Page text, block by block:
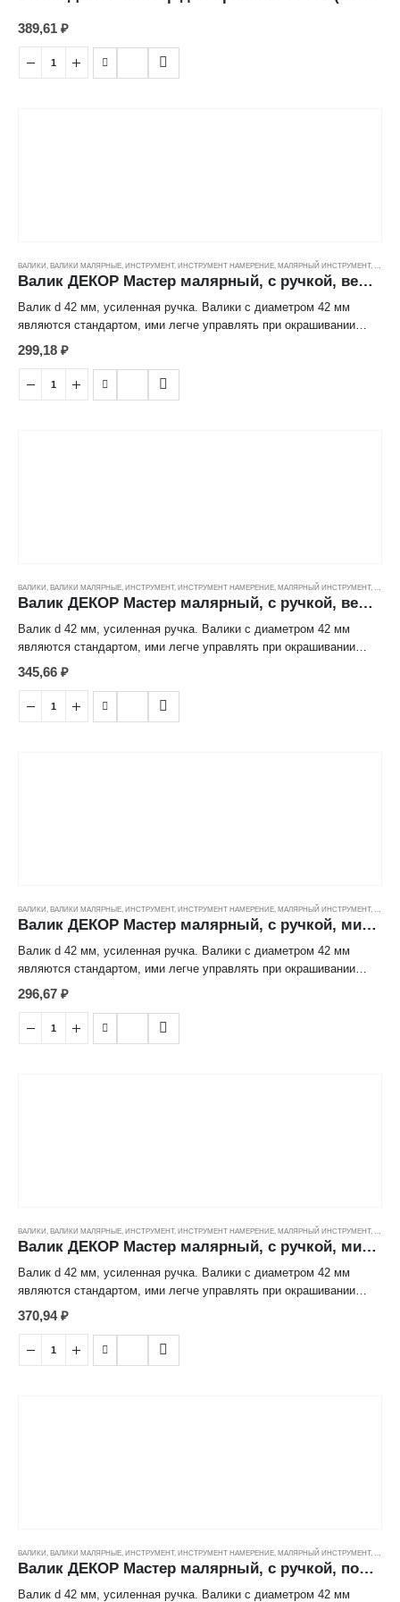
389,61 ₽
ВАЛИКИ ВАЛИКИ МАЛЯРНЫЕ ИНСТРУМЕНТ, ИНСТРУМЕНТ НАМЕРЕНИЕ МАЛЯРНЫЙ ИНСТРУМЕНТ,
Валик ДЕКОР Мастер малярный, с ручкой, велюр (5/42/8мм) (180мм)
Валик d 42 мм, усиленная ручка. Валики с диаметром 42 мм
являются стандартом, ими легче управлять при окрашивании
поверхностей. Велюр идеален для ровных поверхностей,
преимущественно его используют для работ по шлифованному
дереву и для финишных, лессирующих составов.
299,18 ₽
ВАЛИКИ ВАЛИКИ МАЛЯРНЫЕ ИНСТРУМЕНТ, ИНСТРУМЕНТ НАМЕРЕНИЕ МАЛЯРНЫЙ ИНСТРУМЕНТ,
Валик ДЕКОР Мастер малярный, с ручкой, велюр (5/42/8мм) (240мм)
Валик d 42 мм, усиленная ручка. Валики с диаметром 42 мм
являются стандартом, ими легче управлять при окрашивании
поверхностей. Велюр идеален для ровных поверхностей,
преимущественно его используют для работ по шлифованному
дереву и для финишных, лессирующих составов.
345,66 ₽
ВАЛИКИ ВАЛИКИ МАЛЯРНЫЕ ИНСТРУМЕНТ, ИНСТРУМЕНТ НАМЕРЕНИЕ МАЛЯРНЫЙ ИНСТРУМЕНТ,
Валик ДЕКОР Мастер малярный, с ручкой, микрофибра (9/42/8мм) (180мм)
Валик d 42 мм, усиленная ручка. Валики с диаметром 42 мм
являются стандартом, ими легче управлять при окрашивании
поверхностей. Микрофибра является универсальной тканью,
используется преимущественно с жидкими составами
296,67 ₽
ВАЛИКИ ВАЛИКИ МАЛЯРНЫЕ ИНСТРУМЕНТ, ИНСТРУМЕНТ НАМЕРЕНИЕ МАЛЯРНЫЙ ИНСТРУМЕНТ,
Валик ДЕКОР Мастер малярный, с ручкой, микрофибра (9/42/8мм) (240мм)
Валик d 42 мм, усиленная ручка. Валики с диаметром 42 мм
являются стандартом, ими легче управлять при окрашивании
поверхностей. Микрофибра является универсальной тканью,
используется преимущественно с жидкими составами.
370,94₽
ВАЛИКИ ВАЛИКИ МАЛЯРНЫЕ ИНСТРУМЕНТ, ИНСТРУМЕНТ НАМЕРЕНИЕ МАЛЯРНЫЙ ИНСТРУМЕНТ,
Валик ДЕКОР Мастер малярный, с ручкой, полиакрил зеленый (18/42/8мм) (180мм)
Валик d 42 мм, усиленная ручка. Валики с диаметром 42 мм